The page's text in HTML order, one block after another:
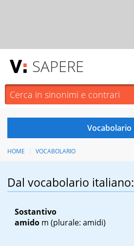
SAPERE
HOME VOCABOLARIO
Dal vocabolario italiano:
Sostantivo
amido m (plurale: amidi)